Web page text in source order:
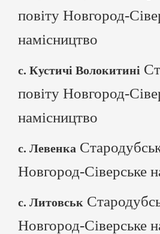
повіту Новгород-
намісництво
с. Кустичі Волокитині
повіту Новгород-
намісництво
с. Левенка
Новгород-Сіверське
с. Литовськ
Новгород-Сіверське